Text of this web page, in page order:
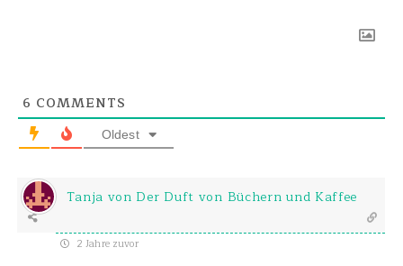
6 COMMENTS
Oldest
Tanja von Der Duft von Büchern und Kaffee
2 Jahre zuvor